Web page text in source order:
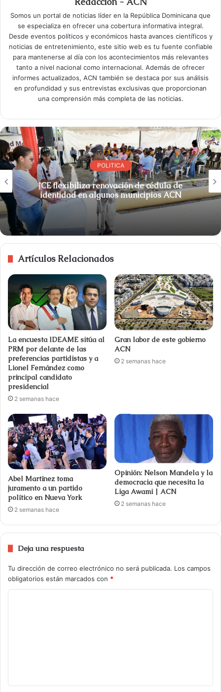
Somos un portal de noticias líder en la República Dominicana que
se especializa en ofrecer una cobertura informativa integral.
Desde eventos políticos y económicos hasta avances científicos y
noticias de entretenimiento, este sitio web es tu fuente confiable
para mantenerse al día con los acontecimientos más relevantes
tanto a nivel nacional como internacional. Además de ofrecer
informes actualizados, ACN también se destaca por sus análisis
en profundidad y sus entrevistas exclusivas que proporcionan
una comprensión más completa de las noticias.
POLITICA
JCE flexibiliza renovación de cédula de
identidad en algunos municipios ACN
Artículos Relacionados
La encuesta IDEAME sitúa al
PRM por delante de las
preferencias partidistas y a
Lionel Fernández como
principal candidato
presidencial
2 semanas hace
Gran labor de este gobierno
ACN
2 semanas hace
Abel Martínez toma
juramento a un partido
político en Nueva York
2 semanas hace
Opinión: Nelson Mandela y la
democracia que necesita la
Liga Awami | ACN
2 semanas hace
Deja una respuesta
Tu dirección de correo electrónico no será publicada. Los campos
obligatorios están marcados con *